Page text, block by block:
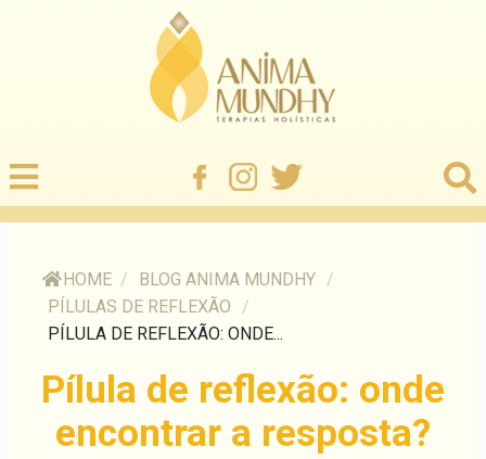
HOME / BLOG ANIMA MUNDHY /
PÍLULAS DE REFLEXÃO
/
PÍLULA DE REFLEXÃO: ONDE...
Pílula de reflexão: onde
encontrar a resposta?